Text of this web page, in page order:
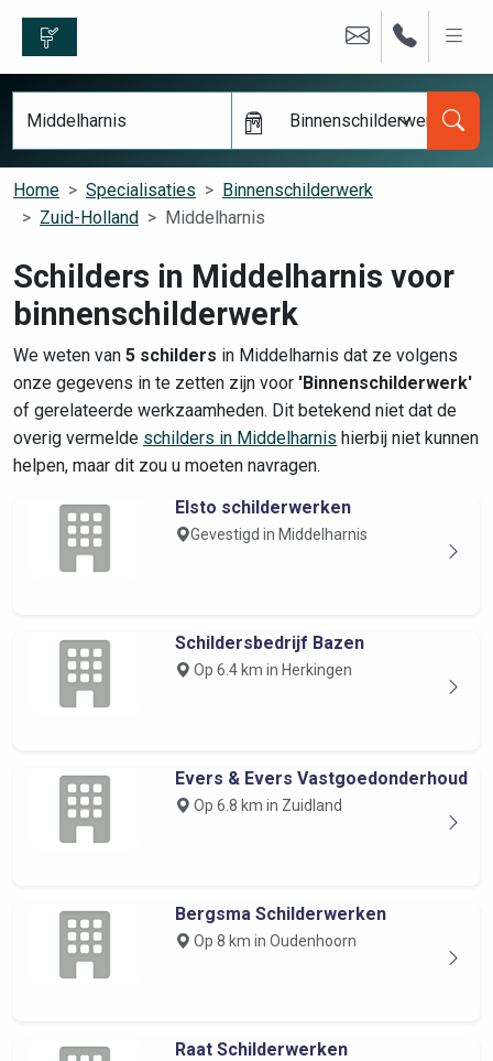
Binnenschilderwerk
Home Specialisaties
Binnenschilderwerk
Zuid-Holland
Middelharnis
Schilders in Middelharnis voor
binnenschilderwerk
We weten van 5 schilders in Middelharnis dat ze volgens
onze gegevens in te zetten zijn voor 'Binnenschilderwerk'
of gerelateerde werkzaamheden. Dit betekend niet dat de
overig vermelde schilders in Middelharnis hierbij niet kunnen
helpen, maar dit zou u moeten navragen.
Elsto schilderwerken
Gevestigd in Middelharnis
Schildersbedrijf Bazen
Op 6.4 km in Herkingen
Evers & Evers Vastgoedonderhoud
Op 6.8 km in Zuidland
Bergsma Schilderwerken
Op 8 km in Oudenhoorn
Raat Schilderwerken